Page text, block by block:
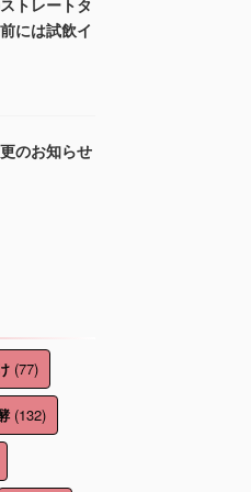
トレートタ
には試飲イ
のお知らせ
(77)
(132)